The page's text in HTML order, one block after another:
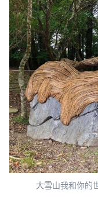
大雪山我和你的